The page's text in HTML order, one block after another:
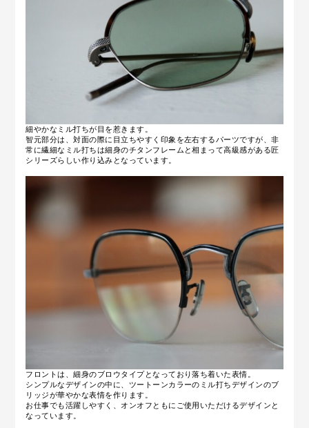
細やかなミル打ちが目を惹きます。
智元部分は、対面の際に目立ちやすく印象を左右するパーツですが、非
常に繊細なミル打ちは細身のチタンフレームと相まって高級感がある匠
シリーズらしい作り込みとなっています。
フロントは、細身のブロウタイプとなっており落ち着いた表情。
シンプルなデザインの中に、ツートーンカラーのミル打ちデザインのブ
リッジが華やかな表情を作ります。
お仕事でも活躍しやすく、オンオフともにご使用いただけるデザインと
なっています。